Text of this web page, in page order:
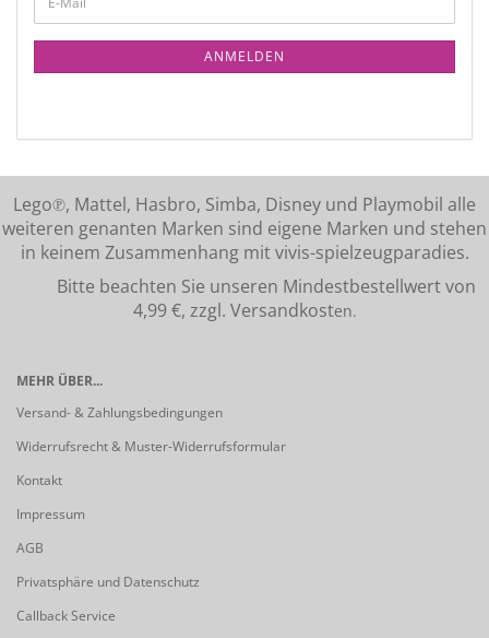
ANMELDEN
Lego℗, Mattel, Hasbro, Simba, Disney und Playmobil alle
weiteren genanten Marken sind eigene Marken und stehen
in keinem Zusammenhang mit vivis-spielzeugparadies.
Bitte beachten Sie unseren Mindestbestellwert von
4,99 €, zzgl. Versandkosten.
MEHR ÜBER...
Versand- & Zahlungsbedingungen
Widerrufsrecht & Muster-Widerrufsformular
Kontakt
Impressum
AGB
Privatsphäre und Datenschutz
Callback Service